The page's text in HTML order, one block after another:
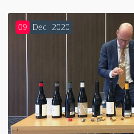
09 Dec 2020